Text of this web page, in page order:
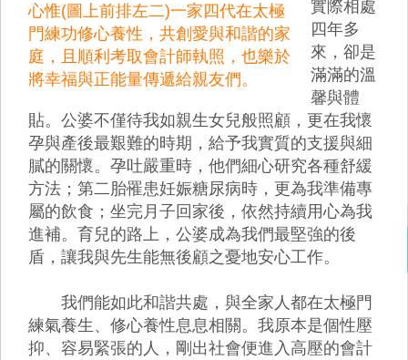
心惟(圖上前排左二)一家四代在太極
門練功修心養性，共創愛與和諧的家
庭，且順利考取會計師執照，也樂於
將幸福與正能量傳遞給親友們。
實際相處
四年多
來，卻是
滿滿的溫
馨與體
貼。公婆不僅待我如親生女兒般照顧，更在我懷
孕與產後最艱難的時期，給予我實質的支援與細
膩的關懷。孕吐嚴重時，他們細心研究各種舒緩
方法；第二胎罹患妊娠糖尿病時，更為我準備專
屬的飲食；坐完月子回家後，依然持續用心為我
進補。育兒的路上，公婆成為我們最堅強的後
盾，讓我與先生能無後顧之憂地安心工作。
我們能如此和諧共處，與全家人都在太極門
練氣養生、修心養性息息相關。我原本是個性壓
抑、容易緊張的人，剛出社會便進入高壓的會計